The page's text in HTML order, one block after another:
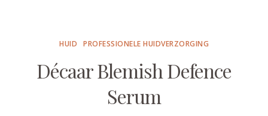
HUID PROFESSIONELE HUIDVERZORGING
Décaar Blemish Defence
Serum